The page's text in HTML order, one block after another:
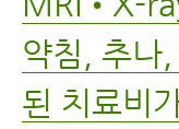
약침, 추나
된 치료비